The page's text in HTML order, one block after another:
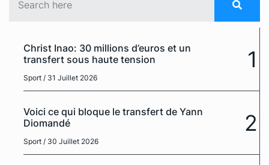
Christ Inao: 30 millions d’euros et un
transfert sous haute tension
Sport / 31 Juillet 2026
1
Voici ce qui bloque le transfert de Yann
Diomandé
Sport / 30 Juillet 2026
2